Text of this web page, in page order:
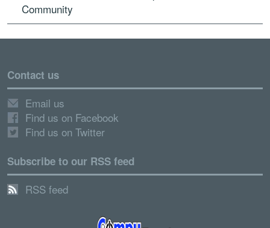
Community
Contact us
Email us
Find us on Facebook
Find us on Twitter
Subscribe to our RSS feed
RSS feed